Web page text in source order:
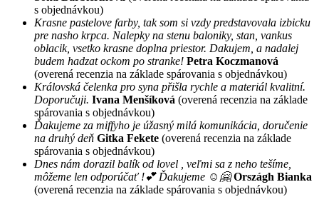
s objednávkou)
Krasne pastelove farby, tak som si vzdy predstavovala izbicku
pre nasho krpca. Nalepky na stenu baloniky, stan, vankus
oblacik, vsetko krasne doplna priestor. Dakujem, a nadalej
budem hadzat ockom po stranke! Petra Koczmanová
(overená recenzia na základe spárovania s objednávkou)
Královská čelenka pro syna přišla rychle a materiál kvalitní.
Doporučuji. Ivana Menšíková (overená recenzia na základe
spárovania s objednávkou)
Ďakujeme za miffyho je úžasný milá komunikácia, doručenie
na druhý deň Gitka Fekete (overená recenzia na základe
spárovania s objednávkou)
Dnes nám dorazil balík od lovel , veľmi sa z neho tešíme,
môžeme len odporúčať !💕 Ďakujeme ☺️🤗 Országh Bianka
(overená recenzia na základe spárovania s objednávkou)